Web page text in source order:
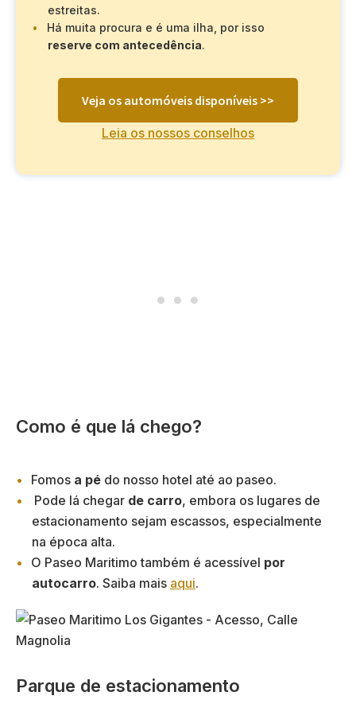
estreitas.
Há muita procura e é uma ilha, por isso
reserve com antecedência.
Veja os automóveis disponíveis >>
Leia os nossos conselhos
Como é que lá chego?
Fomos a pé do nosso hotel até ao paseo.
Pode lá chegar de carro, embora os lugares de
estacionamento sejam escassos, especialmente
na época alta.
O Paseo Maritimo também é acessível por
autocarro. Saiba mais aqui.
Parque de estacionamento